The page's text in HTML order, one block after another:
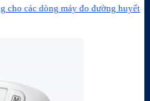
cho các dòng máy đo đường huyết